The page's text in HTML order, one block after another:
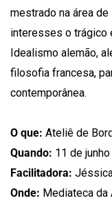
mestrado na área
interesses o trágico
Idealismo alemão,
filosofia francesa,
contemporânea.
O que: Ateliê de
Quando: 11 de
Facilitadora:
Onde: Mediateca da